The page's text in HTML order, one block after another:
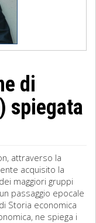
di
spiegata
attraverso la
acquisito la
maggiori gruppi
passaggio epocale
Storia economica
ne spiega i